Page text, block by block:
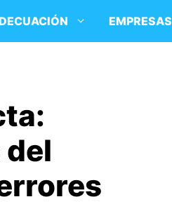
EMPRESAS